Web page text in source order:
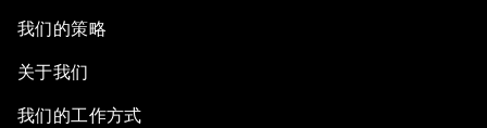
我们的策略
关于我们
我们的工作方式